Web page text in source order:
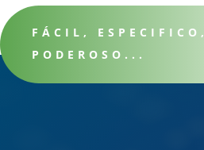
FÁCIL, ESPECIFICO,
PODEROSO...